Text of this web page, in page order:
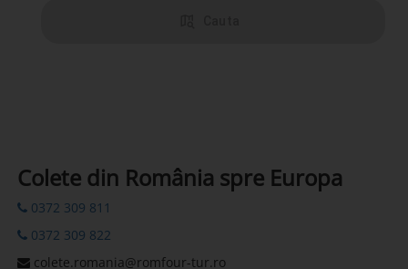
Colete din România spre Europa
0372 309 811
0372 309 822
colete.romania@romfour-tur.ro